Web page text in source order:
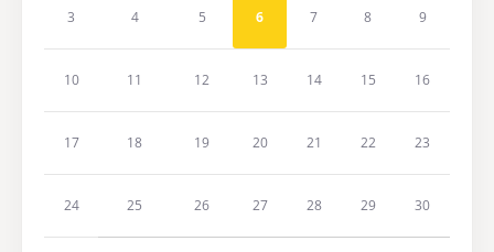
3 4 5 6 7 8 9
10 11 12 13 14 15 16
17 18 19 20 21 22 23
24 25 26 27 28 29 30